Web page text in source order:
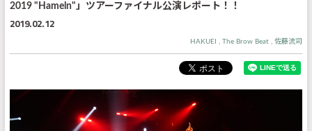
2019 "Hameln"」ツアーファイナル公演レポート！！
2019.02.12
HAKUEI The Brow Beat 佐藤流司